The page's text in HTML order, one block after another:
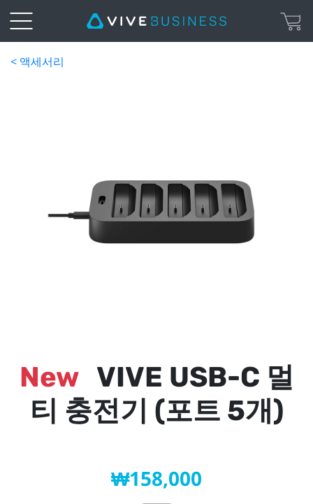
< 액세서리
New VIVE USB-C 멀
티 충전기 (포트 5개)
₩158,000